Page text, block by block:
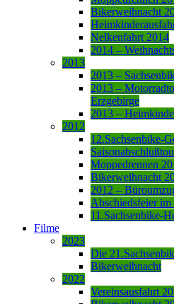
Bikerweihnacht
Nelkenfahrt 2014
2014 –
2013
2013 –
2013 –
Erzgebirge
2013 –
2012
12.Sachsenbike-
Moppedrennen
Bikerweihnacht
2012 –
Abschiedsfeier
11.Sachsenbike-
Filme
2023
Die
Bikerweihnacht
2022
Vereinsausfahrt